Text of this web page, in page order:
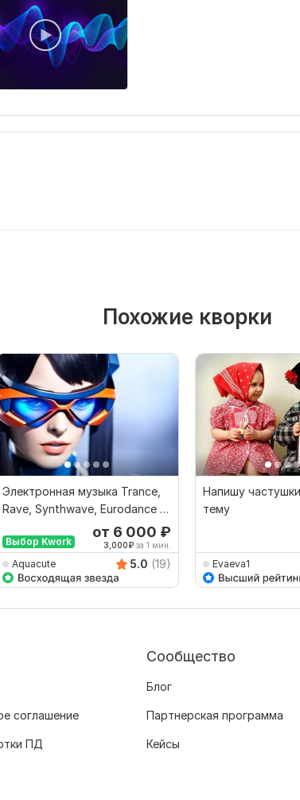
Похожие кворки
Электронная музыка Trance,
Rave, Synthwave, Eurodance и
Выбор Kwork
от 6 000 ₽
3,000₽ за 1 мин.
Aquacute 5.0 (19)
Напишу
тему
Evaeva1
соглашение
ПД
Сообщество
Блог
Партнерская программа
Кейсы